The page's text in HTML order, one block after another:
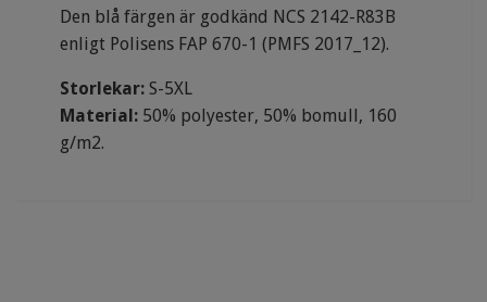
Den blå färgen är godkänd NCS 2142-R83B
enligt Polisens FAP 670-1 (PMFS 2017_12).
Storlekar: S-5XL
Material: 50% polyester, 50% bomull, 160
g/m2.